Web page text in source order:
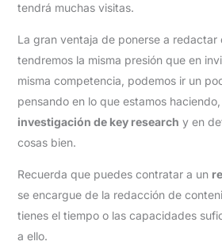
tendrá muchas visitas.
La gran ventaja de ponerse a redactar
tendremos la misma presión que en
misma competencia, podemos ir un
pensando en lo que estamos
investigación de key research y en
cosas bien.
Recuerda que puedes contratar a un
se encargue de la redacción de
tienes el tiempo o las capacidades
a ello.